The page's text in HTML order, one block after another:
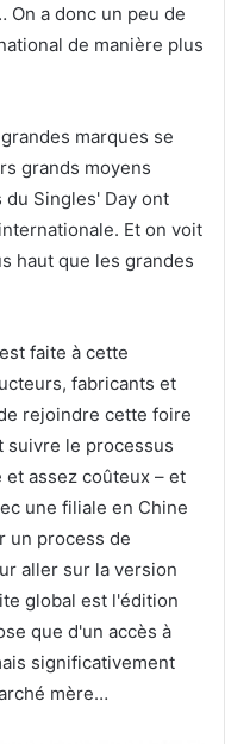
a donc un peu de
de manière plus
marques se
grands moyens
Singles' Day ont
Et on voit
haut que les grandes
faite à cette
fabricants et
rejoindre cette foire
suivre le processus
assez coûteux – et
une filiale en Chine
un process de
aller sur la version
global est l'édition
que d'un accès à
significativement
mère…